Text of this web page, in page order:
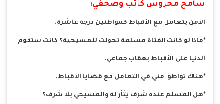
سامح محروس كاتب وصحفي:
الأمن يتعامل مع الأقباط كمواطنين درجة عاشرة.
*ماذا لو كانت الفتاة مسلمة تحولت للمسيحية؟ كانت ستقوم
الدنيا على الأقباط بعقاب جماعي.
*هناك تواطؤ أمني في التعامل مع قضايا الأقباط.
*هل المسلم عنده شرف يثأر له والمسيحي بلا شرف؟